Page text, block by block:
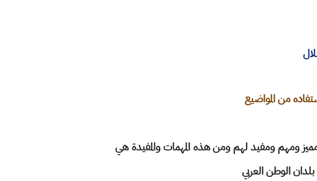
من المواضيع
ومهم ومفيد لهم ومن هذه المهمات والمفيدة هي
الوطن العربي